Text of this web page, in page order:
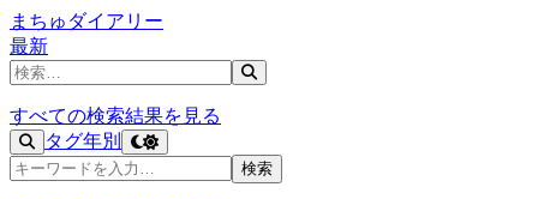
まちゅダイアリー
最新
記事を検索
すべての検索結果を見る
タグ年別
記事を検索
検索